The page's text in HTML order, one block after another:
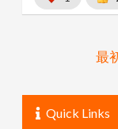
最
Quick Links